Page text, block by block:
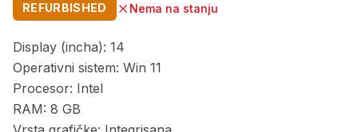
REFURBISHED Nema na stanju
Display (incha): 14
Operativni sistem: Win 11
Procesor: Intel
RAM: 8 GB